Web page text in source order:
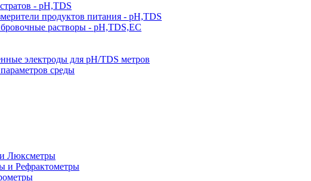
- pH,TDS
продуктов питания - pH,TDS
растворы - pH,TDS,EC
электроды для pH/TDS метров
среды
Люксметры
и Рефрактометры